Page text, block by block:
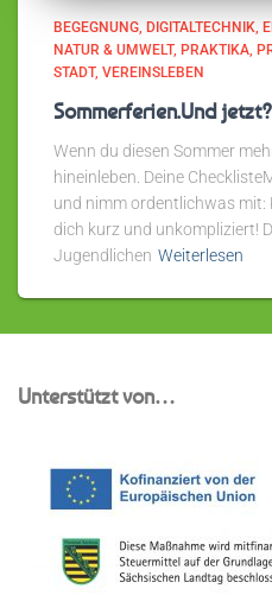
BEGEGNUNG DIGITALTECHNIK
NATUR & UMWELT PRAKTIKA
STADT VEREINSLEBEN
Sommerferien.Und jetzt?
Wenn du diesen Sommer
hineinleben. Deine
und nimm ordentlichwas mit:
dich kurz und unkompliziert!
Jugendlichen Weiterlesen
Unterstützt von…